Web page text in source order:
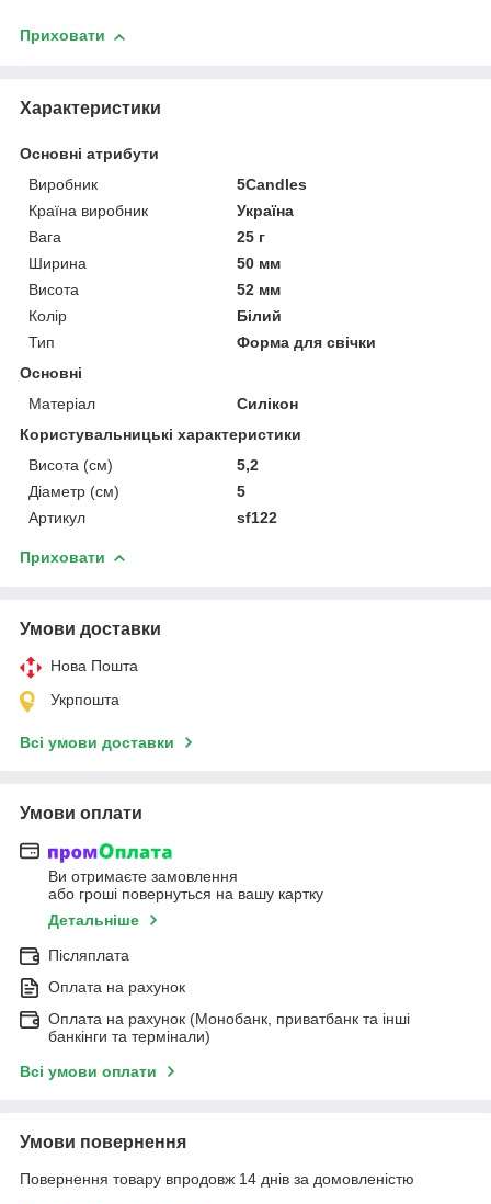
Приховати
Характеристики
Основні атрибути
Виробник
5Candles
Країна виробник
Україна
Вага
25 г
Ширина
50 мм
Висота
52 мм
Колір
Білий
Тип
Форма для свічки
Основні
Матеріал
Силікон
Користувальницькі характеристики
Висота (см)
5,2
Діаметр (см)
5
Артикул
sf122
Приховати
Умови доставки
Нова Пошта
Укрпошта
Всі умови доставки
Умови оплати
Ви отримаєте замовлення
або гроші повернуться на вашу картку
Детальніше
Післяплата
Оплата на рахунок
Оплата на рахунок (Монобанк, приватбанк та інші
банкінги та термінали)
Всі умови оплати
Умови повернення
Повернення товару впродовж 14 днів за домовленістю